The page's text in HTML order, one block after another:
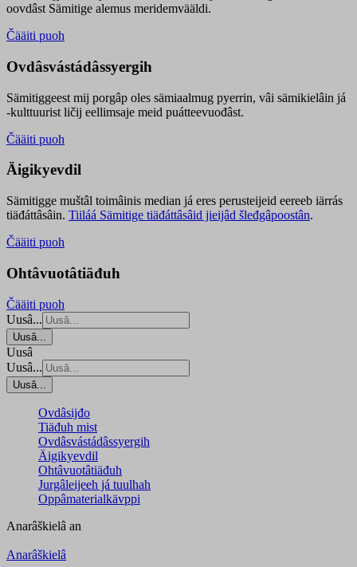
oovdâst Sämitige alemus meridemvääldi.
Čääiti puoh
Ovdâsvástádâssyergih
Sämitiggeest mij porgâp oles sämiaalmug pyerrin, vâi sämikielâin já
-kulttuurist ličij eellimsaje meid puátteevuođâst.
Čääiti puoh
Äigikyevdil
Sämitigge muštâl toimâinis median já eres perusteijeid eereeb iärrás
tiäđáttâsâin. Tiiláá Sämitige tiäđáttâsâid jieijâd šleđgâpoostân.
Čääiti puoh
Ohtâvuotâtiäđuh
Čääiti puoh
Uusâ...
Uusâ...
Uusâ
Uusâ...
Uusâ...
Ovdâsijđo
Tiäđuh mist
Ovdâsvástádâssyergih
Äigikyevdil
Ohtâvuotâtiäđuh
Jurgâleijeeh já tuulhah
Oppâmaterialkävppi
Anarâškielâ an
Anarâškielâ